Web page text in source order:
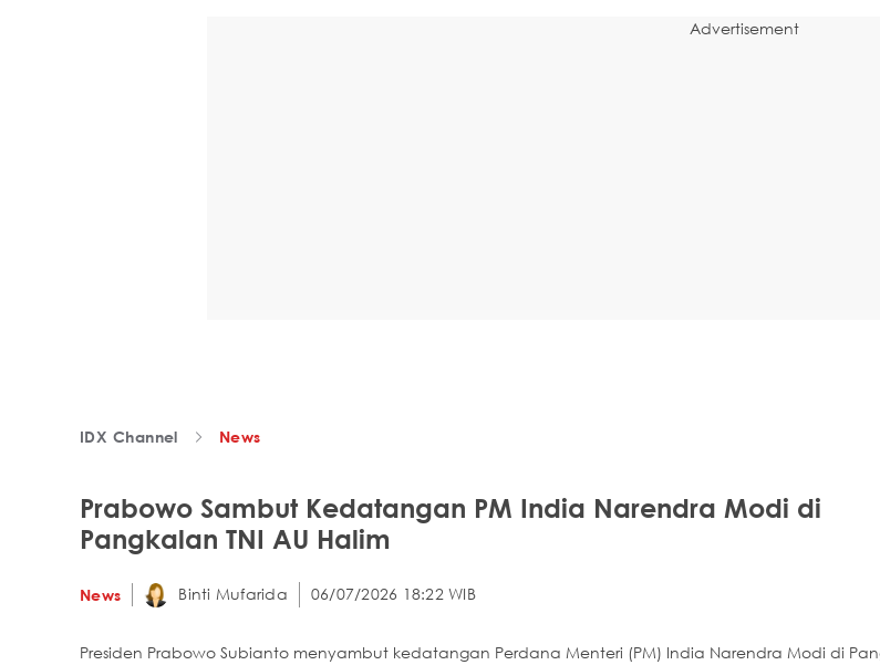
Advertisement
IDX Channel News
Prabowo Sambut Kedatangan PM India Narendra Modi di
Pangkalan TNI AU Halim
News Binti Mufarida 06/07/2026 18:22 WIB
Presiden Prabowo Subianto menyambut kedatangan Perdana Menteri (PM) India Narendra Modi di